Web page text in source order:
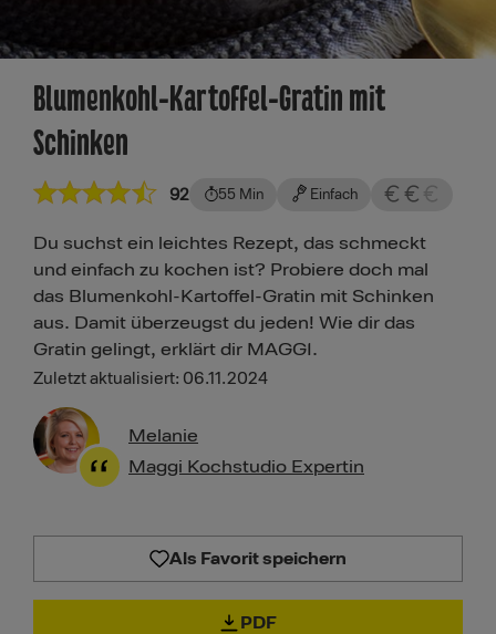
Blumenkohl-Kartoffel-Gratin mit
Schinken
92 55 Min Einfach
Du suchst ein leichtes Rezept, das schmeckt
und einfach zu kochen ist? Probiere doch mal
das Blumenkohl-Kartoffel-Gratin mit Schinken
aus. Damit überzeugst du jeden! Wie dir das
Gratin gelingt, erklärt dir MAGGI.
Zuletzt aktualisiert: 06.11.2024
Melanie
Maggi Kochstudio Expertin
Als Favorit speichern
PDF